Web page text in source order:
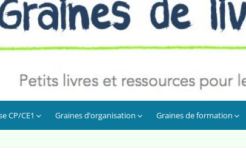
CP/CE1 Graines d’organisation Graines de formation